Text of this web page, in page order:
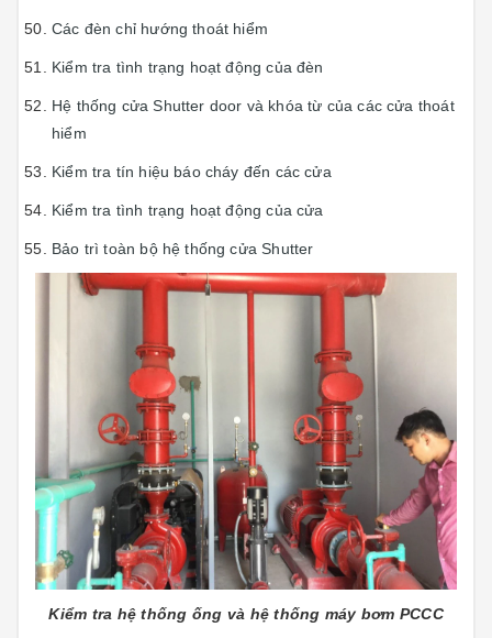
Các đèn chỉ hướng thoát hiểm
Kiểm tra tình trạng hoạt động của đèn
Hệ thống cửa Shutter door và khóa từ của các cửa thoát
hiểm
Kiểm tra tín hiệu báo cháy đến các cửa
Kiểm tra tình trạng hoạt động của cửa
Bảo trì toàn bộ hệ thống cửa Shutter
Kiểm tra hệ thống ống và hệ thống máy bơm PCCC